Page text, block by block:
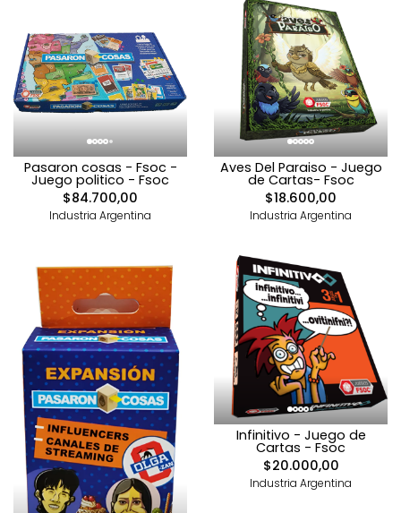
Pasaron cosas - Fsoc -
Juego politico - Fsoc
$84.700,00
Industria Argentina
Aves Del Paraiso - Juego
de Cartas- Fsoc
$18.600,00
Industria Argentina
Infinitivo - Juego de
Cartas - Fsoc
$20.000,00
Industria Argentina